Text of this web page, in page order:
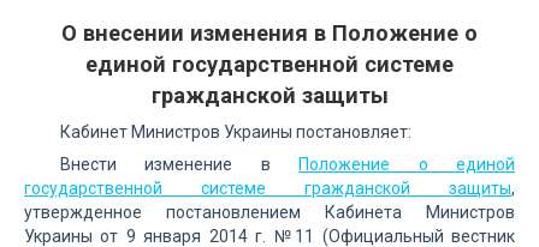
О внесении изменения в Положение о
единой государственной системе
гражданской защиты
Кабинет Министров Украины постановляет:
Внести изменение в
Положение о единой
государственной системе гражданской защиты,
утвержденное постановлением Кабинета Министров
Украины от 9 января 2014 г. №11 (Официальный вестник